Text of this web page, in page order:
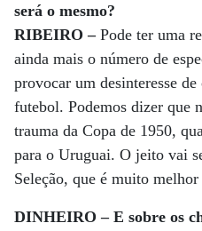
será o mesmo?
RIBEIRO –Pode ter uma
ainda mais o número de
provocar um desinteresse
futebol. Podemos dizer que
trauma da Copa de 1950,
para o Uruguai. O jeito vai
Seleção, que é muito
DINHEIRO – E sobre os